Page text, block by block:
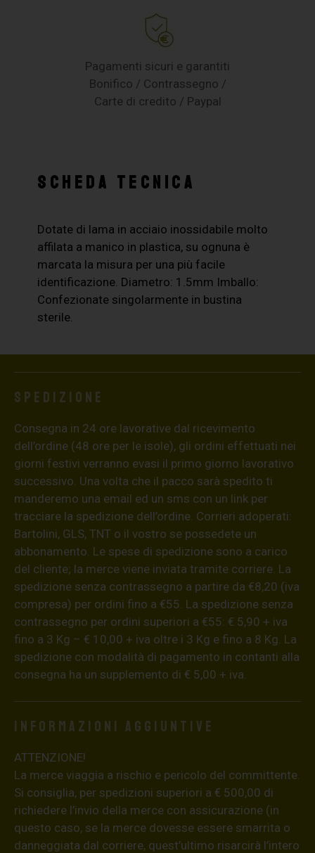
Pagamenti sicuri e garantiti
Bonifico / Contrassegno /
Carte di credito / Paypal
SCHEDA TECNICA
Dotate di lama in acciaio inossidabile molto
affilata a manico in plastica, su ognuna è
marcata la misura per una più facile
identificazione. Diametro: 1.5mm Imballo:
Confezionate singolarmente in bustina
sterile.
Spedizione
Consegna in 24 ore lavorative dal ricevimento
dell’ordine (48 ore per le isole), gli ordini effettuati nei
giorni festivi verranno evasi il primo giorno lavorativo
successivo. Una volta che il pacco sarà spedito ti
manderemo una email ed un sms con un link per
tracciare la spedizione dell’ordine. Corrieri adoperati:
Bartolini, GLS, TNT o il vostro se possedete un
abbonamento. Le spese di spedizione sono a carico
del cliente; la merce viene inviata tramite corriere. La
spedizione senza contrassegno a partire da €8,20 (iva
compresa) per ordini fino a €55. La spedizione senza
contrassegno per ordini superiori a €55: € 5,90 + iva
fino a 3 Kg – € 10,00 + iva oltre i 3 Kg e fino a 8 Kg. La
spedizione con modalità di pagamento in contanti alla
consegna ha un supplemento di € 5,00 + iva.
Informazioni aggiuntive
ATTENZIONE!
La merce viaggia a rischio e pericolo del committente.
Si consiglia, per spedizioni superiori a € 500,00 di
richiedere l’invio della merce con assicurazione (in
questo caso, se la merce dovesse essere smarrita o
danneggiata dal corriere, quest’ultimo risarcirà l’intero